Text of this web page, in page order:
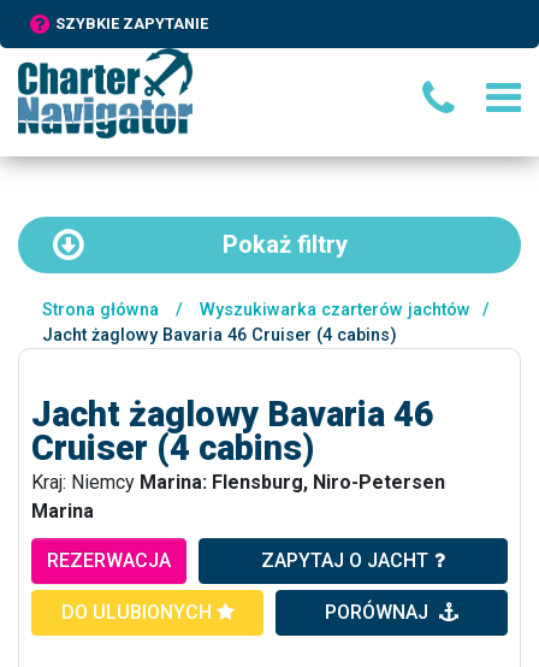
SZYBKIE ZAPYTANIE
Pokaż filtry
Strona główna / Wyszukiwarka czarterów jachtów
/
Jacht żaglowy Bavaria 46 Cruiser (4 cabins)
Jacht żaglowy Bavaria 46
Cruiser (4 cabins)
Kraj: Niemcy Marina: Flensburg, Niro-Petersen
Marina
REZERWACJA ZAPYTAJ O JACHT
DO ULUBIONYCH PORÓWNAJ